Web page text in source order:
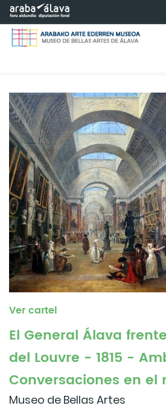
Saltar al contenido principal
Ver cartel
El General Álava
del Louvre - 1815 -
Conversaciones en el
Museo de Bellas Artes